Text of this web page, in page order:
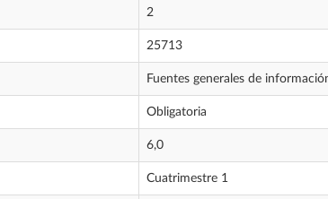
2
25713
Fuentes generales de
Obligatoria
6,0
Cuatrimestre 1